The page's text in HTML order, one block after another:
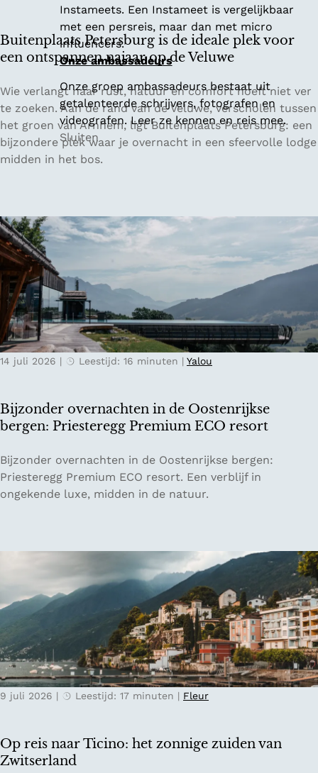
Instameets. Een Instameet is vergelijkbaar
met een persreis, maar dan met micro
influencers.
Onze ambassadeurs
Onze groep ambassadeurs bestaat uit
getalenteerde schrijvers, fotografen en
videografen. Leer ze kennen en reis mee.
Sluiten
l
a
k
e
e
:
v
a
t
e
r
s
p
o
r
t
t
a
r
d
b
Buitenplaats Petersburg is de ideale plek voor
een ontspannen najaar op de Veluwe
B
u
i
t
e
a
a
t
s
P
e
r
u
r
i
s
d
d
l
l
k
v
o
r
Wie verlangt naar rust, natuur en comfort hoeft niet ver
te zoeken. Aan de rand van de Veluwe, verscholen tussen
het groen van Arnhem, ligt Buitenplaats Petersburg: een
bijzondere plek waar je overnacht in een sfeervolle lodge
midden in het bos.
Bijzonder overnachten in de Oostenrijkse
bergen: Priesteregg Premium ECO resort
14 juli 2026 | Leestijd: 16 minuten | Yalou
B
i
j
o
v
e
r
n
a
t
e
Bijzonder overnachten in de Oostenrijkse bergen:
Priesteregg Premium ECO resort. Een verblijf in
ongekende luxe, midden in de natuur.
Op reis naar Ticino: het zonnige zuiden van
Zwitserland
9 juli 2026 | Leestijd: 17 minuten | Fleur